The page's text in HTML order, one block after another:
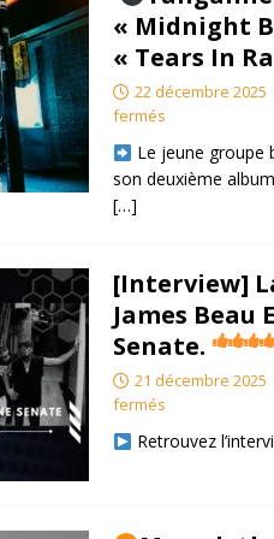
« Midnight
« Tears In
22 décembre 2025
fermés
Le jeune groupe
son deuxième
[…]
[Interview]
James Beau
Senate.
21 décembre 2025
fermés
Retrouvez